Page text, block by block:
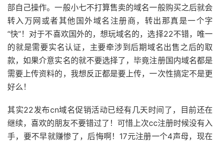
部自己操作。一般小七不打算售卖的域名一般购买之后就会
转入万网或者其他国外域名注册商，转出那真是一个字
“快”！对于不喜欢国外的，想玩域名的，选择22不错，唯一
的就是需要实名认证，主要牵涉到后期域名出售之后的取
款，如果介意实名的就不要选择了，毕竟注册国内域名都是
需要上传资料的，我想反正都是要上传，一次性搞定不是更
好么！
其实22发布cn域名促销活动已经有几天时间了，目前还在
继续，喜欢的朋友不要错过了！可惜上次cc注册时候没有入
手，要不早就赚惨了，后悔啊！17元注册一个4声母，现在